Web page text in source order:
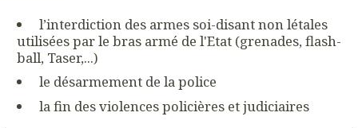
l’interdiction des armes soi-disant non létales
utilisées par le bras armé de l'Etat (grenades, flash-
ball, Taser,...)
le désarmement de la police
la fin des violences policières et judiciaires